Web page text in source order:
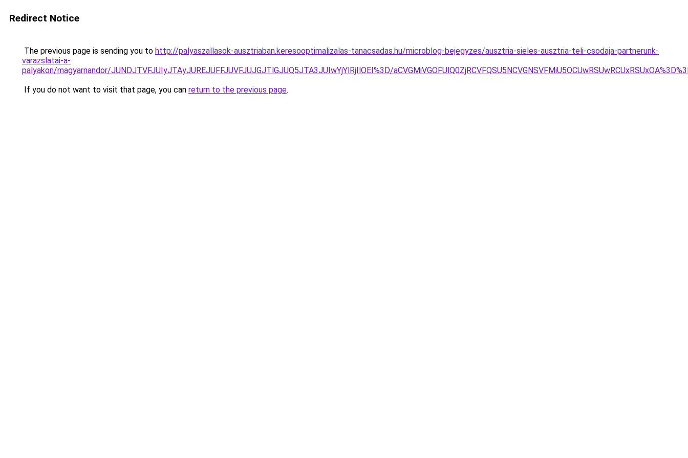
Redirect Notice
The previous page is sending you to http://palyaszallasok-ausztriaban.keresooptimalizalas-tanacsadas.hu/microblog-bejegyzes/ausztria-sieles-ausztria-teli-csodaja-partnerunk-
varazslatai-a-
palyakon/magyarnandor/JUNDJTVFJUIyJTAyJUREJUFFJUVFJUJGJTlGJUQ5JTA3JUIwYjYlRjIlOEI%3D/
If you do not want to visit that page, you can return to the previous page.